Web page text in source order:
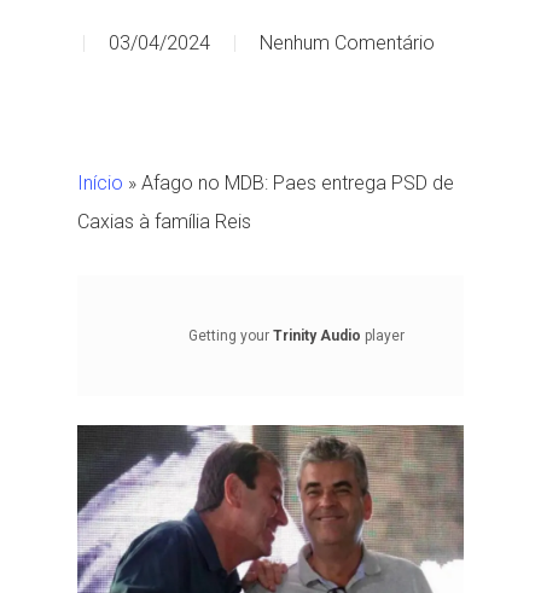
03/04/2024 Nenhum Comentário
Início » Afago no MDB: Paes entrega PSD de
Caxias à família Reis
Getting your Trinity Audio player
ready...